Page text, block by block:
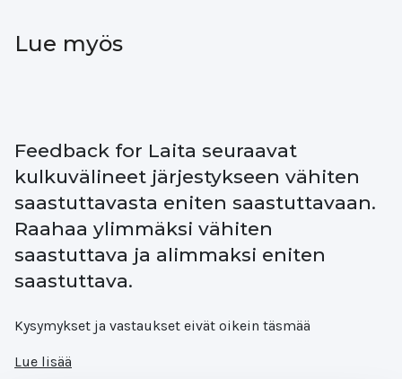
Lue myös
Feedback for Laita seuraavat
kulkuvälineet järjestykseen vähiten
saastuttavasta eniten saastuttavaan.
Raahaa ylimmäksi vähiten
saastuttava ja alimmaksi eniten
saastuttava.
Kysymykset ja vastaukset eivät oikein täsmää
Lue lisää